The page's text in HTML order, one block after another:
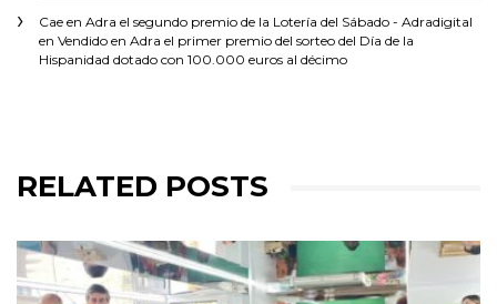
Cae en Adra el segundo premio de la Lotería del Sábado - Adradigital
en Vendido en Adra el primer premio del sorteo del Día de la
Hispanidad dotado con 100.000 euros al décimo
RELATED POSTS